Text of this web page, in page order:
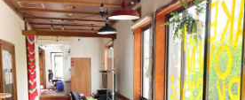
店舗オーナー様へ
いいオフィス（コワーキングスペー
FCオーナー募集